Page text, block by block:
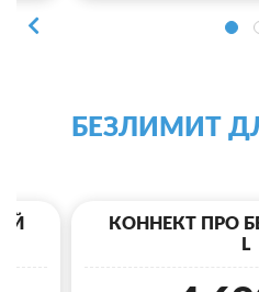
БЕЗЛИМИТ
КОННЕКТ ПРО
L